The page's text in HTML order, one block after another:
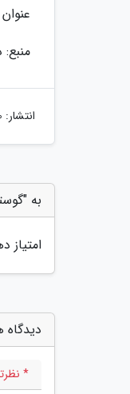
انتشار:
به
امتیاز
دیدگاه
*